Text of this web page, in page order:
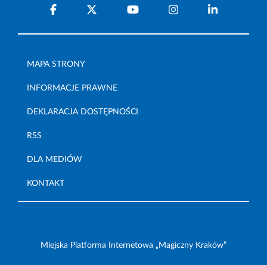
MAPA STRONY
INFORMACJE PRAWNE
DEKLARACJA DOSTĘPNOŚCI
RSS
DLA MEDIÓW
KONTAKT
Miejska Platforma Internetowa „Magiczny Kraków”